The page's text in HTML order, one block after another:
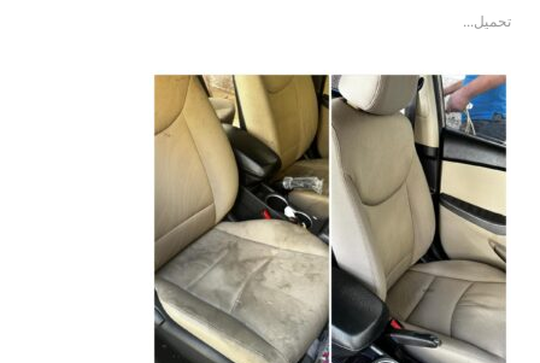
تحميل...